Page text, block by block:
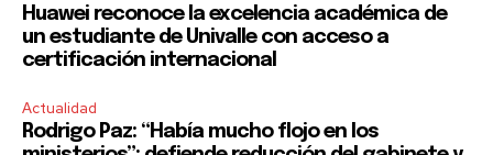
Huawei reconoce la excelencia académica de
un estudiante de Univalle con acceso a
certificación internacional
Actualidad
Rodrigo Paz: “Había mucho flojo en los